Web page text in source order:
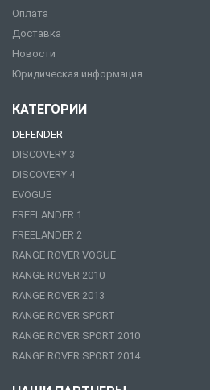
Оплата
Доставка
Новости
Юридическая информация
КАТЕГОРИИ
DEFENDER
DISCOVERY 3
DISCOVERY 4
EVOGUE
FREELANDER 1
FREELANDER 2
RANGE ROVER VOGUE
RANGE ROVER 2010
RANGE ROVER 2013
RANGE ROVER SPORT
RANGE ROVER SPORT 2010
RANGE ROVER SPORT 2014